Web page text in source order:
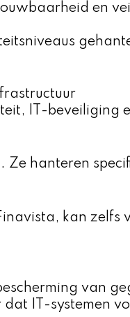
en
IT-beveiliging
hanteren
kan zelfs
van
IT-systemen